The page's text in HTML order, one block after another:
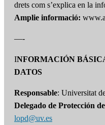
drets com s’explica en la
Amplie informació:
—-
INFORMACIÓN
DATOS
Responsable: Universitat
Delegado de Protección
lopd@uv.es